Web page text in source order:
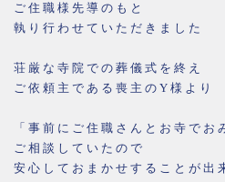
ご住職様先導のもと
執り行わせていただきました
荘厳な寺院での葬儀式を終え
ご依頼主である喪主のY様より
「事前にご住職さんとお寺でお
ご相談していたので
安心しておまかせすることが出